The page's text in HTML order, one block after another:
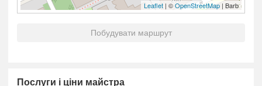
Leaflet | ©OpenStreetMap | Barb
Побудувати маршрут
Послуги і ціни майстра